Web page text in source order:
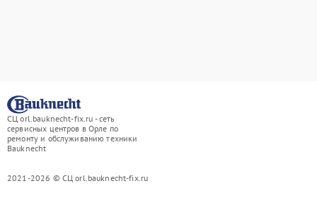
СЦ orl.bauknecht-fix.ru - сеть
сервисных центров в Орле по
ремонту и обслуживанию техники
Bauknecht
2021-2026 © СЦ orl.bauknecht-fix.ru